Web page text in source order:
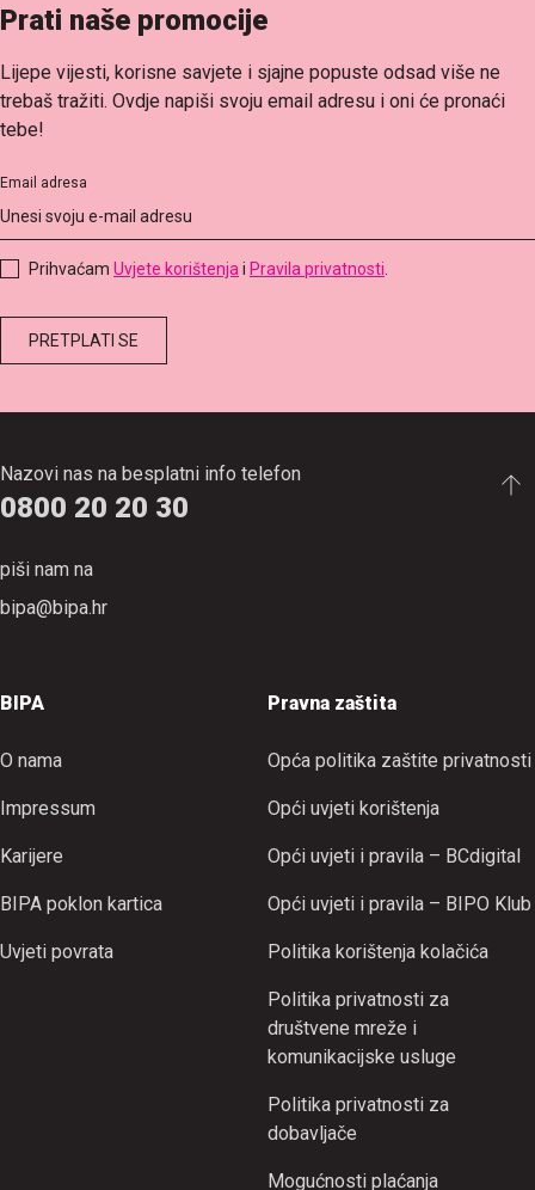
Nazovi nas na besplatni info telefon
0800 20 20 30
piši nam na
bipa@bipa.hr
BIPA
O nama
Impressum
Karijere
BIPA poklon kartica
Uvjeti povrata
Pravna zaštita
Opća politika zaštite privatnosti
Opći uvjeti korištenja
Opći uvjeti i pravila – BCdigital
Opći uvjeti i pravila – BIPO Klub
Politika korištenja kolačića
Politika privatnosti za
društvene mreže i
komunikacijske usluge
Politika privatnosti za
dobavljače
Mogućnosti plaćanja
Prati naše promocije
Lijepe vijesti, korisne savjete i sjajne popuste odsad više ne
trebaš tražiti. Ovdje napiši svoju email adresu i oni će pronaći
tebe!
Email adresa
Prihvaćam Uvjete korištenja i Pravila privatnosti